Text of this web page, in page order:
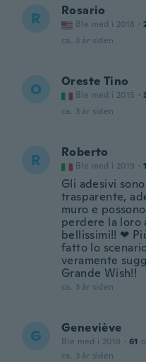
R Rosario
Ble med i 2018 ·
ca. 3 år siden
O Oreste Tino
Ble med i 2015 ·
ca. 3 år siden
R Roberto
Ble med i 2019 ·
Gli adesivi
trasparente,
muro e
perdere la loro
bellissimi!! ❤
fatto lo
veramente
Grande Wish!!
ca. 3 år siden
G Geneviève
Ble med i 2018 · 61
ca. 3 år siden